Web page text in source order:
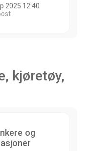
2025 12:40
kjøretøy,
og